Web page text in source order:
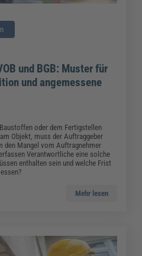
und BGB: Muster für
und angemessene
oder dem Fertigstellen
Objekt, muss der Auftraggeber
den Mangel vom Auftragnehmer
Verantwortliche eine solche
enthalten sein und welche Frist
Mehr lesen